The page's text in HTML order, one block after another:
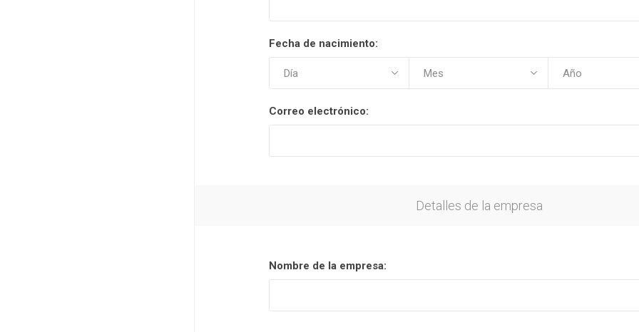
Fecha de nacimiento:
Correo electrónico:
Detalles de la empresa
Nombre de la empresa: